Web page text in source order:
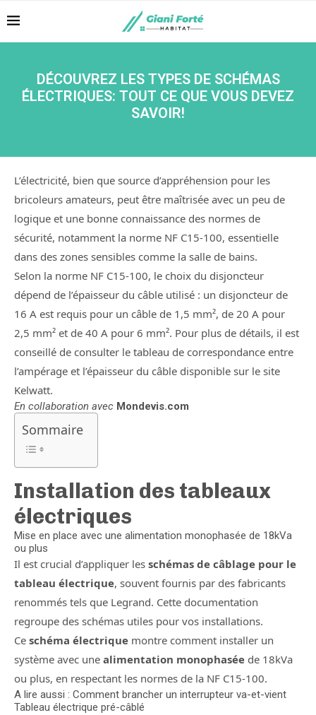
DÉCOUVREZ LES TYPES DE SCHÉMAS
ÉLECTRIQUES: TOUT CE QUE VOUS DEVEZ
SAVOIR!
L’électricité, bien que source d’appréhension pour les
bricoleurs amateurs, peut être maîtrisée avec un peu de
logique et une bonne connaissance des normes de
sécurité, notamment la norme NF C15-100, essentielle
dans des zones sensibles comme la salle de bains.
Selon la norme NF C15-100, le choix du disjoncteur
dépend de l’épaisseur du câble utilisé : un disjoncteur de
16 A est requis pour un câble de 1,5 mm², de 20 A pour
2,5 mm² et de 40 A pour 6 mm². Pour plus de détails, il est
conseillé de consulter le tableau de correspondance entre
l’ampérage et l’épaisseur du câble disponible sur le site
Kelwatt.
En collaboration avec Mondevis.com
Sommaire
Installation des tableaux
électriques
Mise en place avec une alimentation monophasée de 18kVa
ou plus
Il est crucial d’appliquer les schémas de câblage pour le
tableau électrique, souvent fournis par des fabricants
renommés tels que Legrand. Cette documentation
regroupe des schémas utiles pour vos installations.
Ce schéma électrique montre comment installer un
système avec une alimentation monophasée de 18kVa
ou plus, en respectant les normes de la NF C15-100.
A lire aussi : Comment brancher un interrupteur va-et-vient
Tableau électrique pré-câblé